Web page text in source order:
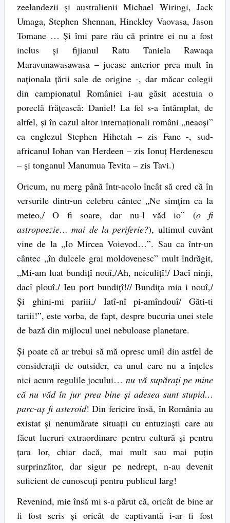
zeelandezii și australienii Michael Wiringi, Jack
Umaga, Stephen Shennan, Hinckley Vaovasa, Jason
Tomane … Și îmi pare rău că printre ei nu a fost
inclus și fijianul Ratu Taniela Rawaqa
Maravunawasawasa – jucase anterior prea mult în
naționala țării sale de origine -, dar măcar colegii
din campionatul României i-au găsit acestuia o
poreclă frățească: Daniel! La fel s-a întâmplat, de
altfel, și în cazul altor internaționali români „neaoși”
ca englezul Stephen Hihetah – zis Fane -, sud-
africanul Iohan van Herdeen – zis Ionuț Herdenescu
– și tonganul Manumua Tevita – zis Tavi.)
Oricum, nu merg până într-acolo încât să cred că în
versurile dintr-un celebru cântec „Ne simțim ca la
meteo,/ O fi soare, dar nu-l văd io” (o fi
astropoezie… mai de la periferie?), ultimul cuvânt
vine de la „Io Mircea Voievod…”. Sau ca într-un
cântec „în dulcele grai moldovenesc” mult îndrăgit,
„Mi-am luat bundițî nouî,/Ah, neiculițî!/ Dacî ninji,
dacî plouî./ Ieu port bundițî!// Bundița mia i nouî,/
Și ghini-mi pariii,/ Iatî-nî pi-amîndouî/ Găti-ti
tariii!”, este vorba, de fapt, despre bucuria unei stele
de bază din mijlocul unei nebuloase planetare.
Și poate că ar trebui să mă opresc umil din astfel de
considerații de outsider, ca unul care nu a înțeles
nici acum regulile jocului… nu vă supărați pe mine
că nu văd în jur prea bine și adesea sunt stupid…
parc-aș fi asteroid! Din fericire însă, în România au
existat și nenumărate situații cu entuziaști care au
făcut lucruri extraordinare pentru cultură și pentru
țara lor, chiar dacă, mai mult sau mai puțin
surprinzător, dar sigur pe nedrept, n-au devenit
suficient de cunoscuți pentru publicul larg!
Revenind, mie însă mi s-a părut că, oricât de bine ar
fi fost scris și oricât de captivantă i-ar fi fost